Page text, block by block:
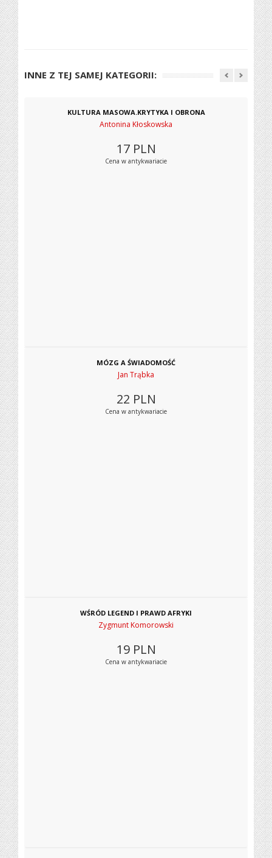
INNE Z TEJ SAMEJ KATEGORII:
KULTURA MASOWA.KRYTYKA I OBRONA
Antonina Kłoskowska
17 PLN
Cena w antykwariacie
MÓZG A ŚWIADOMOŚĆ
Jan Trąbka
22 PLN
Cena w antykwariacie
WŚRÓD LEGEND I PRAWD AFRYKI
Zygmunt Komorowski
19 PLN
Cena w antykwariacie